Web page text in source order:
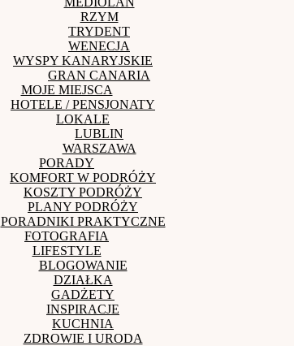
RZYM
TRYDENT
WENECJA
WYSPY KANARYJSKIE
GRAN CANARIA
MOJE MIEJSCA
HOTELE / PENSJONATY
LOKALE
LUBLIN
WARSZAWA
PORADY
KOMFORT W PODRÓŻY
KOSZTY PODRÓŻY
PLANY PODRÓŻY
PORADNIKI PRAKTYCZNE
FOTOGRAFIA
LIFESTYLE
BLOGOWANIE
DZIAŁKA
GADŻETY
INSPIRACJE
KUCHNIA
ZDROWIE I URODA